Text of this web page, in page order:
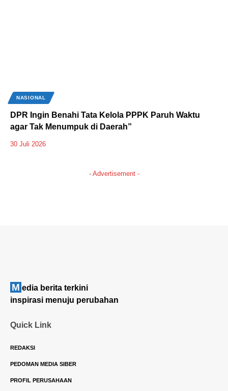
NASIONAL
DPR Ingin Benahi Tata Kelola PPPK Paruh Waktu
agar Tak Menumpuk di Daerah”
30 Juli 2026
- Advertisement -
M edia berita terkini
inspirasi menuju perubahan
Quick Link
REDAKSI
PEDOMAN MEDIA SIBER
PROFIL PERUSAHAAN